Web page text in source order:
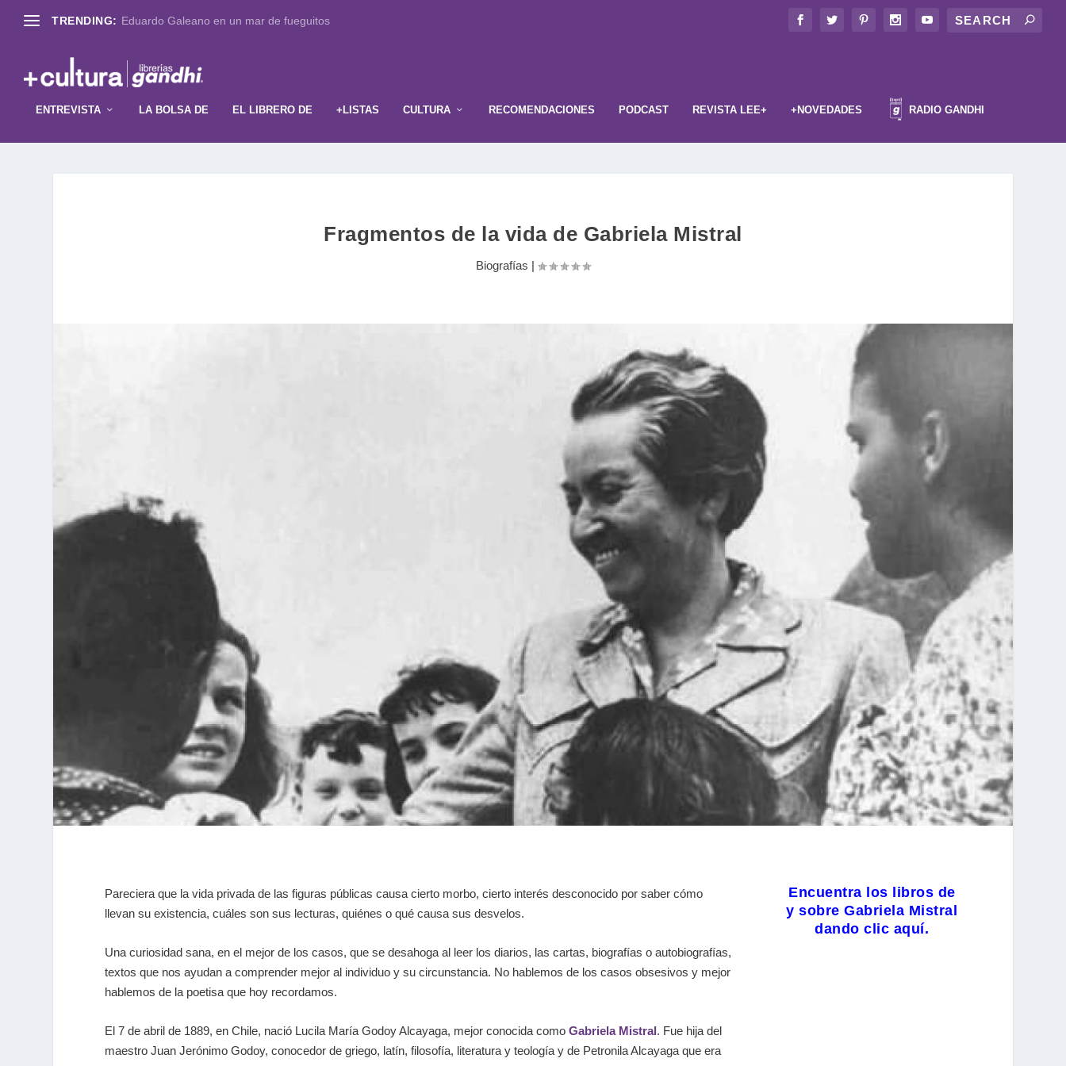
TRENDING: Eduardo Galeano en un mar de fueguitos
ENTREVISTA LA BOLSA DE EL LIBRERO DE +LISTAS CULTURA RECOMENDACIONES PODCAST REVISTA LEE+ +NOVEDADES RADIO GANDHI
Fragmentos de la vida de Gabriela Mistral
Biografías |
Pareciera que la vida privada de las figuras públicas causa cierto morbo, cierto interés desconocido por saber cómo
llevan su existencia, cuáles son sus lecturas, quiénes o qué causa sus desvelos.
Una curiosidad sana, en el mejor de los casos, que se desahoga al leer los diarios, las cartas, biografías o autobiografías,
textos que nos ayudan a comprender mejor al individuo y su circunstancia. No hablemos de los casos obsesivos y mejor
hablemos de la poetisa que hoy recordamos.
El 7 de abril de 1889, en Chile, nació Lucila María Godoy Alcayaga, mejor conocida como Gabriela Mistral. Fue hija del
maestro Juan Jerónimo Godoy, conocedor de griego, latín, filosofía, literatura y teología y de Petronila Alcayaga que era
Encuentra los libros de
y sobre Gabriela Mistral
dando clic aquí.